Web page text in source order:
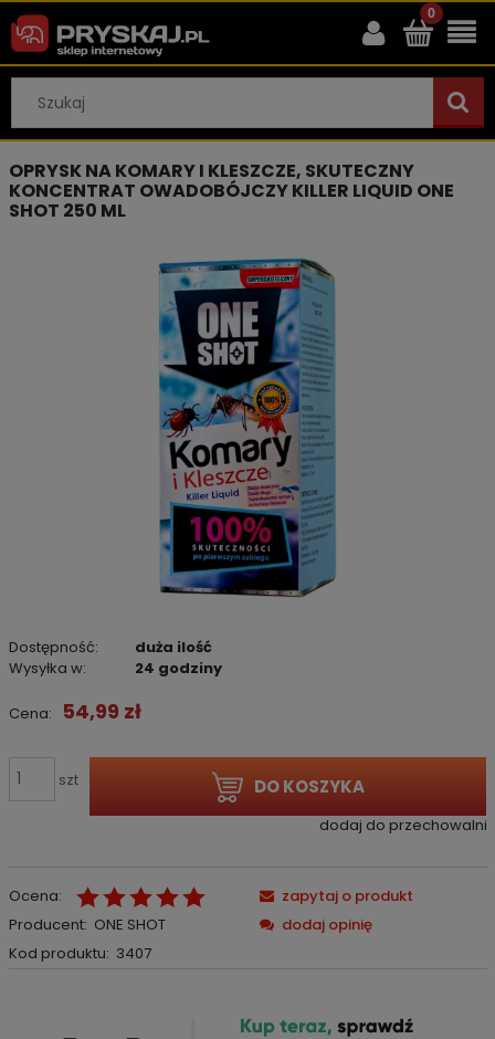
OPRYSK NA KOMARY I KLESZCZE, SKUTECZNY
KONCENTRAT OWADOBÓJCZY KILLER LIQUID ONE
SHOT 250 ML
Dostępność:
duża ilość
Wysyłka w:
24 godziny
Cena: 54,99 zł
szt DO KOSZYKA
dodaj do przechowalni
Ocena:
Producent: ONE SHOT
Kod produktu: 3407
zapytaj o produkt
dodaj opinię